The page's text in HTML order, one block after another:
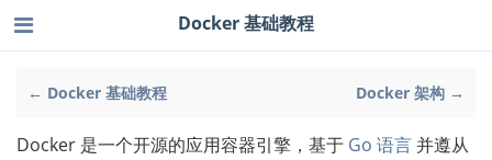
← Docker 基础教程 Docker 架构 →
Docker 基础教程
Docker 是一个开源的应用容器引擎，基于 Go 语言并遵从